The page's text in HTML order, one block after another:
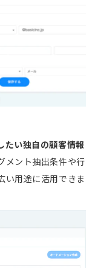
たい独自の顧客情報
メント抽出条件や行
い用途に活用できま